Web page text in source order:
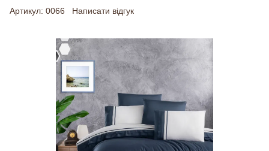
Артикул: 0066 Написати відгук